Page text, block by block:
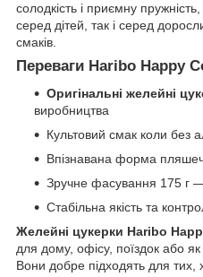
солодкість і приємну
серед дітей, так і серед
смаків.
Переваги Haribo Happy
Оригінальні желейні
виробництва
Культовий смак коли без
Впізнавана форма
Зручне фасування 175 г
Стабільна якість та
Желейні цукерки Haribo
для дому, офісу, поїздок або
Вони добре підходять для